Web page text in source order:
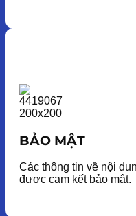
BẢO MẬT
Các thông tin về nội
được cam kết bảo mật.